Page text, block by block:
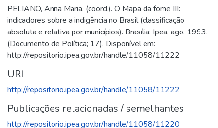
PELIANO, Anna Maria. (coord.). O Mapa da fome III:
indicadores sobre a indigência no Brasil (classificação
absoluta e relativa por municípios). Brasília: Ipea, ago. 1993.
(Documento de Política; 17). Disponível em:
http://repositorio.ipea.gov.br/handle/11058/11222
URI
http://repositorio.ipea.gov.br/handle/11058/11222
Publicações relacionadas / semelhantes
http://repositorio.ipea.gov.br/handle/11058/11220